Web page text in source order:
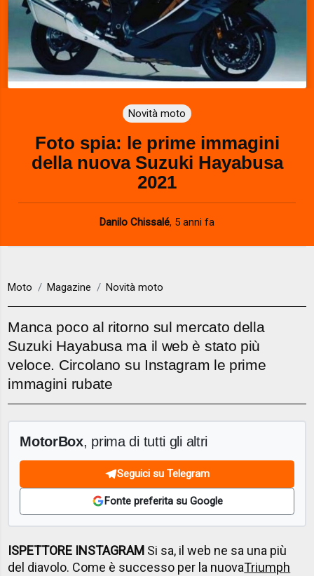
Novità moto
Foto spia: le prime immagini
della nuova Suzuki Hayabusa
2021
Danilo Chissalé, 5 anni fa
Moto Magazine Novità moto
Manca poco al ritorno sul mercato della
Suzuki Hayabusa ma il web è stato più
veloce. Circolano su Instagram le prime
immagini rubate
MotorBox, prima di tutti gli altri
Seguici su Telegram
Fonte preferita su Google
ISPETTORE INSTAGRAM Si sa, il web ne sa una più
del diavolo. Come è successo per la nuovaTriumph